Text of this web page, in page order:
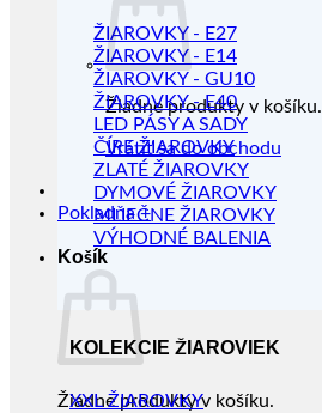
Žiadne produkty v košíku.
Vrátiť sa do obchodu
Pokladňa +
Košík
Žiadne produkty v košíku.
ŽIAROVKY - E27
ŽIAROVKY - E14
ŽIAROVKY - GU10
ŽIAROVKY - E40
LED PÁSY A SADY
ČÍRE ŽIAROVKY
ZLATÉ ŽIAROVKY
DYMOVÉ ŽIAROVKY
MLIEČNE ŽIAROVKY
VÝHODNÉ BALENIA
KOLEKCIE ŽIAROVIEK
XXL ŽIAROVKY